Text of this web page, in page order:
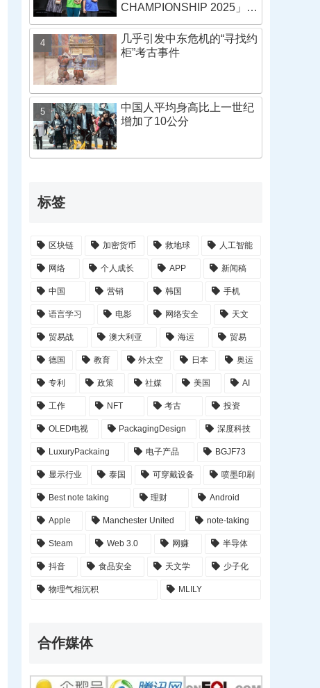
CHAMPIONSHIP 2025」战
几乎引发中东危机的“寻找约
柜”考古事件
中国人平均身高比上一世纪
增加了10公分
标签
区块链 加密货币 救地球 人工智能
网络 个人成长 APP 新闻稿
中国 营销 韩国 手机
语言学习 电影 网络安全 天文
贸易战 澳大利亚 海运 贸易
德国 教育 外太空 日本 奥运
专利 政策 社媒 美国 AI
工作 NFT 考古 投资
OLED电视 PackagingDesign 深度科技
LuxuryPackaing 电子产品 BGJF73
显示行业 泰国 可穿戴设备 喷墨印刷
Best note taking 理财 Android
Apple Manchester United note-taking
Steam Web 3.0 网赚 半导体
抖音 食品安全 天文学 少子化
物理气相沉积 MLILY
合作媒体